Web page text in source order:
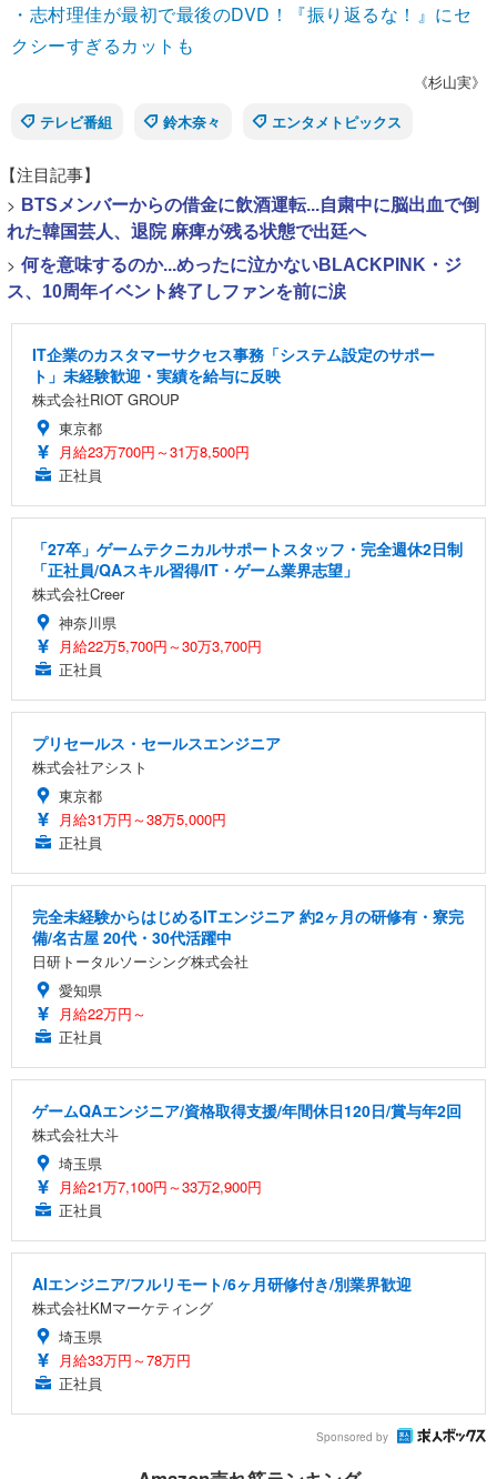
・志村理佳が最初で最後のDVD！『振り返るな！』にセ
クシーすぎるカットも
《杉山実》
テレビ番組
鈴木奈々 エンタメトピックス
【注目記事】
> BTSメンバーからの借金に飲酒運転...自粛中に脳出血で倒
れた韓国芸人、退院 麻痺が残る状態で出廷へ
> 何を意味するのか...めったに泣かないBLACKPINK・ジ
ス、10周年イベント終了しファンを前に涙
IT企業のカスタマーサクセス事務「システム設定のサポー
ト」未経験歓迎・実績を給与に反映
株式会社RIOT GROUP
東京都
月給23万700円～31万8,500円
正社員
「27卒」ゲームテクニカルサポートスタッフ・完全週休2日制
「正社員/QAスキル習得/IT・ゲーム業界志望」
株式会社Creer
神奈川県
月給22万5,700円～30万3,700円
正社員
プリセールス・セールスエンジニア
株式会社アシスト
東京都
月給31万円～38万5,000円
正社員
完全未経験からはじめるITエンジニア 約2ヶ月の研修有・寮完
備/名古屋 20代・30代活躍中
日研トータルソーシング株式会社
愛知県
月給22万円～
正社員
ゲームQAエンジニア/資格取得支援/年間休日120日/賞与年2回
株式会社大斗
埼玉県
月給21万7,100円～33万2,900円
正社員
AIエンジニア/フルリモート/6ヶ月研修付き/別業界歓迎
株式会社KMマーケティング
埼玉県
月給33万円～78万円
正社員
Sponsored by